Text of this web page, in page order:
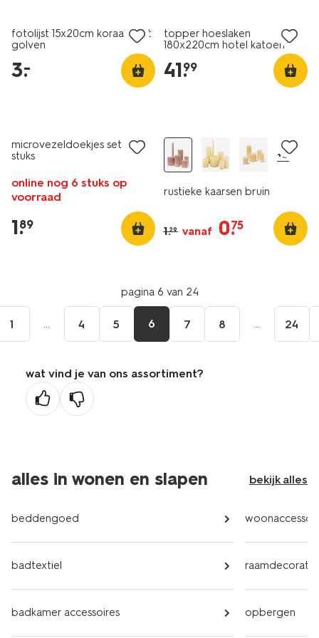
fotolijst 15x20cm koraal hout
golven
3.
–
topper hoeslaken
180x220cm hotel katoen
41.
99
microvezeldoekjes set - 3
stuks
online nog 6 stuks op
voorraad
1.
89
+5
rustieke kaarsen bruin
1.29 vanaf 0.
75
pagina 6 van 24
1 ... 4 5 6 7 8 ... 24
wat vind je van ons assortiment?
alles in wonen en slapen bekijk alles
beddengoed
badtextiel
badkamer accessoires
raamdecoratie
opbergen